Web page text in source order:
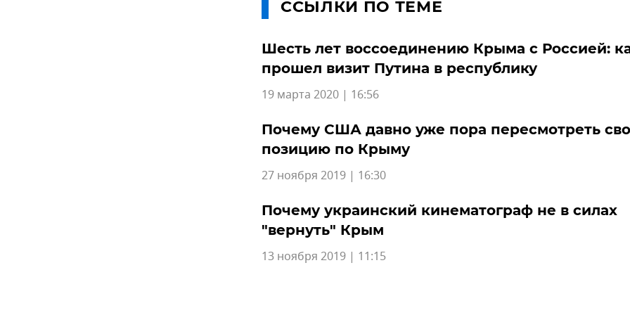
ССЫЛКИ ПО ТЕМЕ
Шесть лет воссоединению Крыма с Россией:
прошел визит Путина в республику
19 марта 2020 | 16:56
Почему США давно уже пора пересмотреть
позицию по Крыму
27 ноября 2019 | 16:30
Почему украинский кинематограф не в силах
"вернуть" Крым
13 ноября 2019 | 11:15